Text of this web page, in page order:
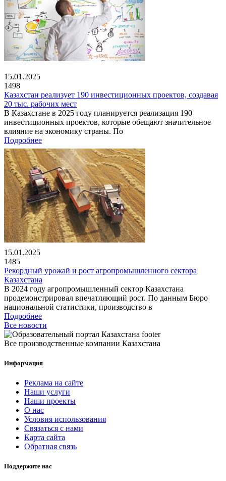
15.01.2025
1498
Казахстан реализует 190 инвестиционных проектов, создавая
20 тыс. рабочих мест
В Казахстане в 2025 году планируется реализация 190
инвестиционных проектов, которые обещают значительное
влияние на экономику страны. По
Подробнее
15.01.2025
1485
Рекордный урожай и рост агропромышленного сектора
Казахстана
В 2024 году агропромышленный сектор Казахстана
продемонстрировал впечатляющий рост. По данным Бюро
национальной статистики, производство в
Подробнее
Все новости
Все производственные компании Казахстана
Информация
Реклама на сайте
Наши услуги
Наши проекты
О нас
Условия использования
Связаться с нами
Карта сайта
Обратная связь
Поддержите нас